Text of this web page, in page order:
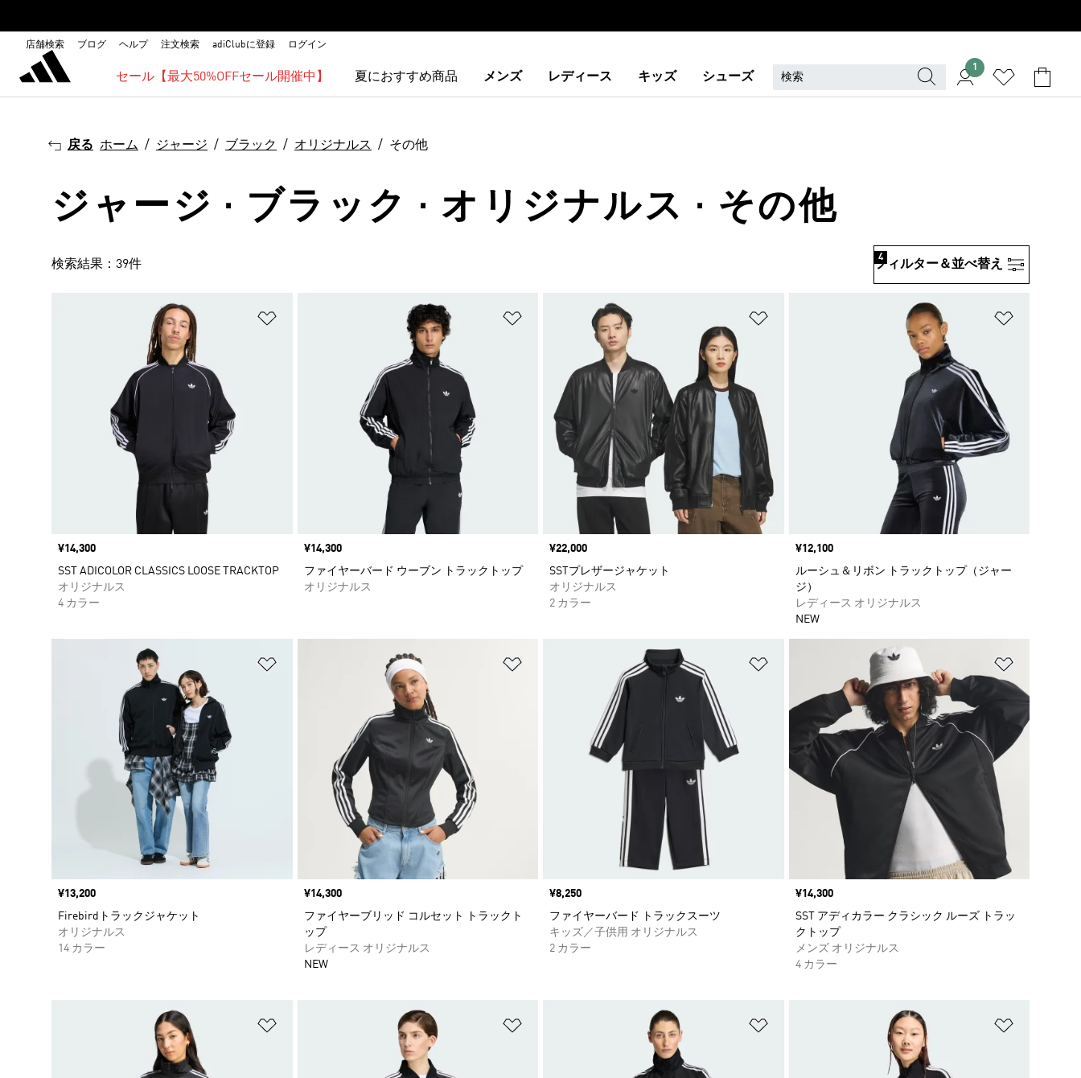
店舗検索 ブログ ヘルプ 注文検索 adiClubに登録 ログイン
セール【最大50%OFFセール開催中】 夏におすすめ商品 メンズ レディース キッズ シューズ
1
戻る ホーム ジャージ ブラック オリジナルス その他
ジャージ · ブラック · オリジナルス · その他
検索結果：39件 フィルター＆並べ替え
4
ほしいものリストに追加
価格
¥14,300
SST ADICOLOR CLASSICS LOOSE TRACKTOP
オリジナルス
4 カラー
ほしいものリストに追加
価格
¥14,300
ファイヤーバード ウーブン トラックトップ
オリジナルス
ほしいものリストに追加
価格
¥22,000
SSTプレザージャケット
オリジナルス
2 カラー
価格
¥12,100
ルーシュ＆リボン トラックトップ（ジャー
ジ）
レディース オリジナルス
NEW
ほしいものリストに追加
価格
¥13,200
Firebirdトラックジャケット
オリジナルス
14 カラー
ほしいものリストに追加
価格
¥14,300
ファイヤーブリッド コルセット トラックト
ップ
レディース オリジナルス
NEW
ほしいものリストに追加
価格
¥8,250
ファイヤーバード トラックスーツ
キッズ／子供用 オリジナルス
2 カラー
価格
¥14,300
SST アディカラー クラシック ルーズ トラッ
クトップ
メンズ オリジナルス
4 カラー
ほしいものリストに追加 ほしいものリストに追加 ほしいものリストに追加